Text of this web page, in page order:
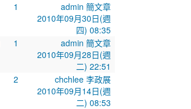
1
admin 簡文章
2010年09月30日(週
四) 08:35
1
admin 簡文章
2010年09月28日(週
二) 22:51
2
chchlee 李政展
2010年09月14日(週
二) 08:53